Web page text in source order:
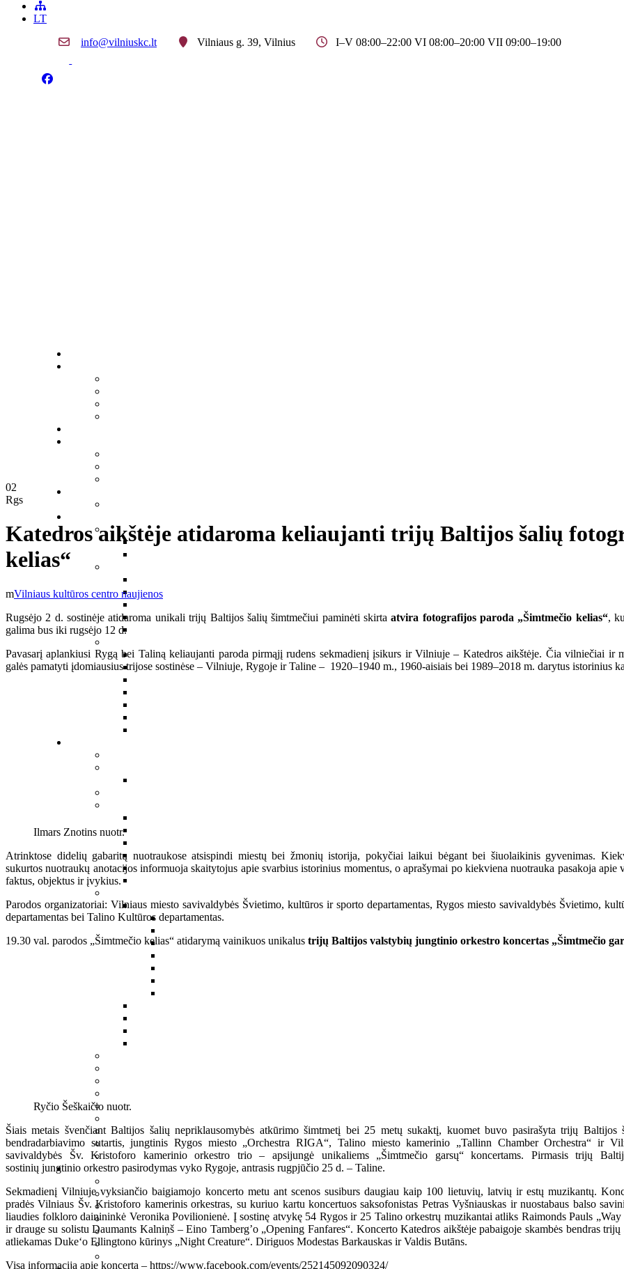
LT
info@vilniuskc.lt
Vilniaus g. 39, Vilnius I–V 08:00–22:00 VI 08:00–20:00 VII 09:00–19:00
02
Rgs
Katedros aikštėje atidaroma keliaujanti trijų Baltijos šalių
kelias“
Vilniaus kultūros centro naujienos
Rugsėjo 2 d. sostinėje atidaroma unikali trijų Baltijos šalių šimtmečiui paminėti skirtaatvira fotografijos paroda „Šimtmečio kelias“,
galima bus iki rugsėjo 12 d.
Pavasarį aplankiusi Rygą bei Taliną keliaujanti paroda pirmąjį rudens sekmadienį įsikurs ir Vilniuje – Katedros aikštėje. Čia vilniečiai ir
galės pamatyti įdomiausius trijose sostinėse – Vilniuje, Rygoje ir Taline – 1920–1940 m., 1960-aisiais bei 1989–2018 m. darytus istorinius
Ilmars Znotins nuotr.
Atrinktose didelių gabaritų nuotraukose atsispindi miestų bei žmonių istorija, pokyčiai laikui bėgant bei šiuolaikinis gyvenimas.
sukurtos nuotraukų anotacijos informuoja skaitytojus apie svarbius istorinius momentus, o aprašymai po kiekviena nuotrauka pasakoja apie
faktus, objektus ir įvykius.
Parodos organizatoriai: Vilniaus miesto savivaldybės Švietimo, kultūros ir sporto departamentas, Rygos miesto savivaldybės Švietimo,
departamentas bei Talino Kultūros departamentas.
19.30 val. parodos „Šimtmečio kelias“ atidarymą vainikuos unikalus trijų Baltijos valstybių jungtinio orkestro koncertas „Šimtmečio
Ryčio Šeškaičio nuotr.
Šiais metais švenčiant Baltijos šalių nepriklausomybės atkūrimo šimtmetį bei 25 metų sukaktį, kuomet buvo pasirašyta trijų Baltijos
bendradarbiavimo sutartis, jungtinis Rygos miesto „Orchestra RIGA“, Talino miesto kamerinio „Tallinn Chamber Orchestra“ ir
savivaldybės Šv. Kristoforo kamerinio orkestro trio – apsijungė unikaliems „Šimtmečio garsų“ koncertams. Pirmasis trijų
sostinių jungtinio orkestro pasirodymas vyko Rygoje, antrasis rugpjūčio 25 d. – Taline.
Sekmadienį Vilniuje vyksiančio baigiamojo koncerto metu ant scenos susiburs daugiau kaip 100 lietuvių, latvių ir estų muzikantų.
pradės Vilniaus Šv. Kristoforo kamerinis orkestras, su kuriuo kartu koncertuos saksofonistas Petras Vyšniauskas ir nuostabaus balso
liaudies folkloro dainininkė Veronika Povilionienė. Į sostinę atvykę 54 Rygos ir 25 Talino orkestrų muzikantai atliks Raimonds Pauls
ir drauge su solistu Daumants Kalniņš – Eino Tamberg’o „Opening Fanfares“. Koncerto Katedros aikštėje pabaigoje skambės bendras trijų
atliekamas Duke‘o Ellingtono kūrinys „Night Creature“. Diriguos Modestas Barkauskas ir Valdis Butāns.
Visa informacija apie koncertą – https://www.facebook.com/events/252145092090324/